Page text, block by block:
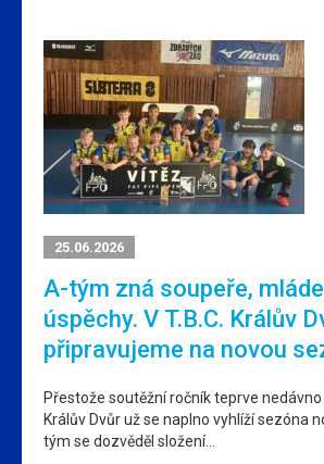
25.06.2026
A-tým zná soupeře,
úspěchy. V T.B.C. Králův
připravujeme na novou
Přestože soutěžní ročník teprve nedávno
Králův Dvůr už se naplno vyhlíží sezóna
tým se dozvěděl složení…